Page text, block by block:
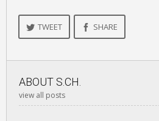
TWEET SHARE
ABOUT S.CH.
view all posts